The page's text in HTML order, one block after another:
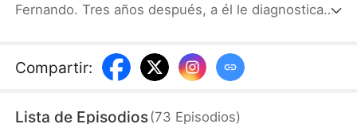
Fernando. Tres años después, a él le diagnostican
haber ganado, Laura regresa con un supuesto
heredero de los Suárez, fruto de una noche con su
tenerlo todo bajo control, el verdadero padre del
Compartir:
Lista de Episodios(73 Episodios)